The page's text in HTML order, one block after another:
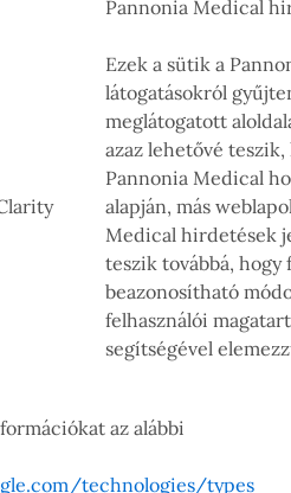
Pannonia Medical
Ezek a sütik a
látogatásokról
meglátogatott
azaz lehetővé teszik,
Pannonia Medical
alapján, más
Medical hirdetések
teszik továbbá, hogy
beazonosítható
felhasználói
segítségével
az alábbi
technologies/types